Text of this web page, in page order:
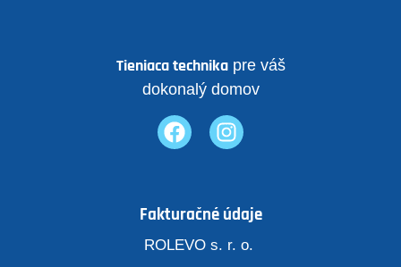
Tieniaca technikapre váš
dokonalý domov
Fakturačné údaje
ROLEVO s. r. o.